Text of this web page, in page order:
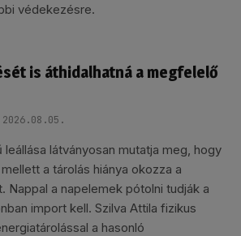
védekezésre.
is áthidalhatná a megfelelő
2026.08.05.
látványosan mutatja meg, hogy
a tárolás hiánya okozza a
Nappal a napelemek pótolni tudják a
import kell. Szilva Attila fizikus
a hasonló